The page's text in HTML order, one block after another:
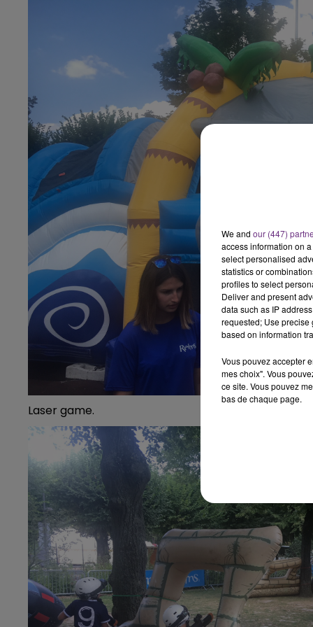
Laser game.
We and our (447)
access information on
select personalised
statistics or
profiles to select
Deliver and present
data such as IP
requested; Use precise
based on information
Vous pouvez accepter
mes choix". Vous
ce site. Vous pouvez
bas de chaque page.